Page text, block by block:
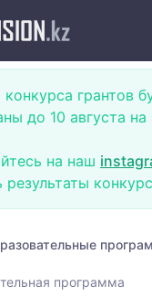
конкурса грантов
до 10 августа на
на наш
результаты
программа